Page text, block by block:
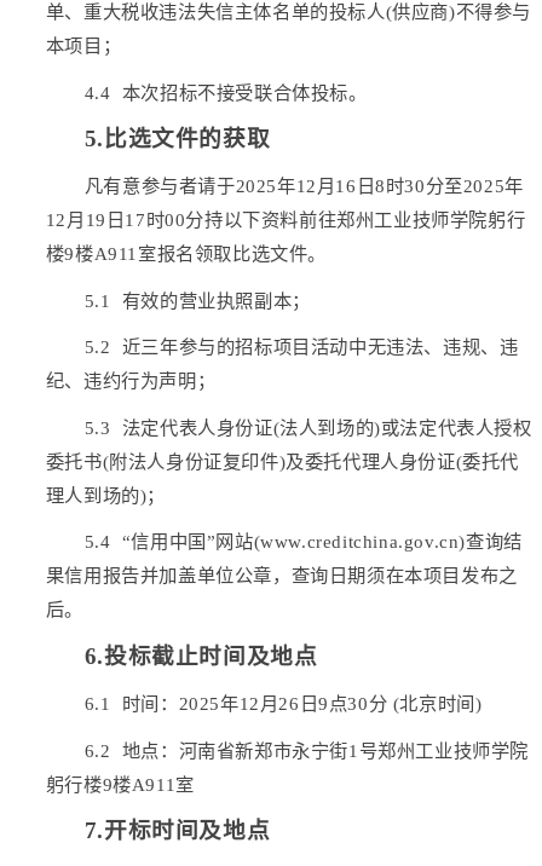
单、重大税收违法失信主体名单的投标人(供应商)不得参与
本项目；
4.4 本次招标不接受联合体投标。
5.比选文件的获取
凡有意参与者请于2025年12月 16 日8时30分至2025年
12月 19 日 17时00分持以下资料前往郑州工业技师学院躬行
楼9楼A911室报名领取比选文件。
5.1 有效的营业执照副本；
5.2 近三年参与的招标项目活动中无违法、违规、违
纪、违约行为声明；
5.3 法定代表人身份证(法人到场的)或法定代表人授权
委托书(附法人身份证复印件)及委托代理人身份证(委托代
理人到场的)；
5.4 “信用中国”网站(www.creditchina.gov.cn)查询结
果信用报告并加盖单位公章，查询日期须在本项目发布之
后。
6.投标截止时间及地点
6.1 时间： 2025年12 月 26 日9 点30分 (北京时间)
6.2 地点：河南省新郑市永宁街1号郑州工业技师学院
躬行楼9楼A911室
7.开标时间及地点